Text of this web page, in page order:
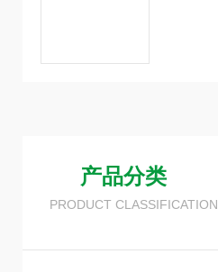
产品分类
PRODUCT CLASSIFICATION